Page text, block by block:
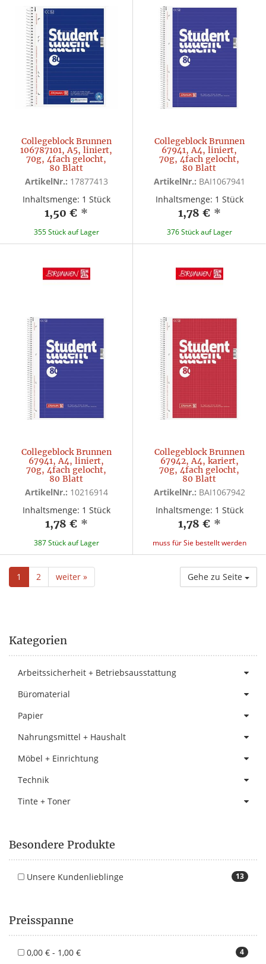
Collegeblock Brunnen
106787101, A5, liniert,
70g, 4fach gelocht,
80 Blatt
ArtikelNr.: 17877413
Inhaltsmenge: 1 Stück
1,50 € *
355 Stück auf Lager
Collegeblock Brunnen
67941, A4, liniert,
70g, 4fach gelocht,
80 Blatt
ArtikelNr.: BAI1067941
Inhaltsmenge: 1 Stück
1,78 € *
376 Stück auf Lager
Collegeblock Brunnen
67941, A4, liniert,
70g, 4fach gelocht,
80 Blatt
ArtikelNr.: 10216914
Inhaltsmenge: 1 Stück
1,78 € *
387 Stück auf Lager
Collegeblock Brunnen
67942, A4, kariert,
70g, 4fach gelocht,
80 Blatt
ArtikelNr.: BAI1067942
Inhaltsmenge: 1 Stück
1,78 € *
muss für Sie bestellt werden
1 2 weiter » Gehe zu Seite
Kategorien
Arbeitssicherheit + Betriebsausstattung
Büromaterial
Papier
Nahrungsmittel + Haushalt
Möbel + Einrichtung
Technik
Tinte + Toner
Besondere Produkte
13
Unsere Kundenlieblinge
Preisspanne
4
0,00 € - 1,00 €